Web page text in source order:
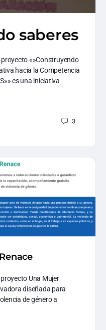
saberes
«»Construyendo
hacia la Competencia
es una iniciativa
3
Una Mujer
diseñada para
de género a